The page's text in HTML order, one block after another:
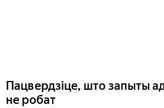
Пацвердзіце, што запыты
не робат